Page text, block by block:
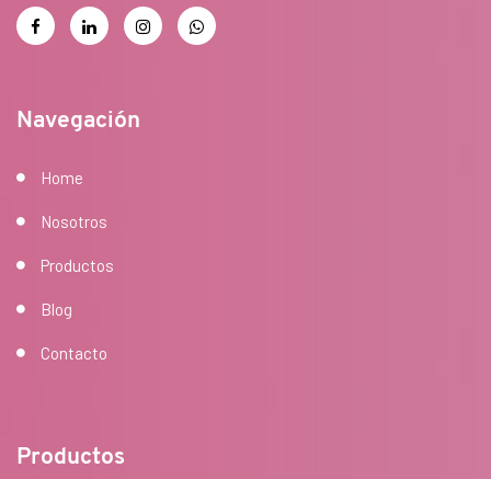
Navegación
Home
Nosotros
Productos
Blog
Contacto
Productos